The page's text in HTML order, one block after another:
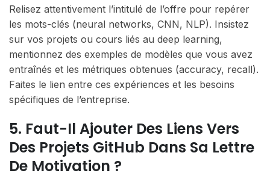
Relisez attentivement l’intitulé de l’offre pour repérer
les mots-clés (neural networks, CNN, NLP). Insistez
sur vos projets ou cours liés au deep learning,
mentionnez des exemples de modèles que vous avez
entraînés et les métriques obtenues (accuracy, recall).
Faites le lien entre ces expériences et les besoins
spécifiques de l’entreprise.
5. Faut-Il Ajouter Des Liens Vers
Des Projets GitHub Dans Sa Lettre
De Motivation ?